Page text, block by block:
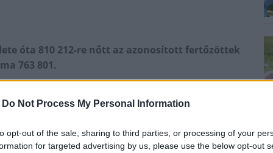
Do Not Process My Personal Information
opt-out of the sale, sharing to third parties, or processing of your
for targeted advertising by us, please use the below opt-out
óta 810 212-re nőtt az azonosított fertőzöttek
763 801.
mutatták ki a koronavírus-fertőzést - közölte a
658 embert oltottak be Magyarországon,
megkapták. A kormányzati portálon azt írták: a
száma, az elhunytaké 30 037. A